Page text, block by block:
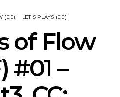
(DE) LET'S PLAYS (DE)
of Flow
#01 –